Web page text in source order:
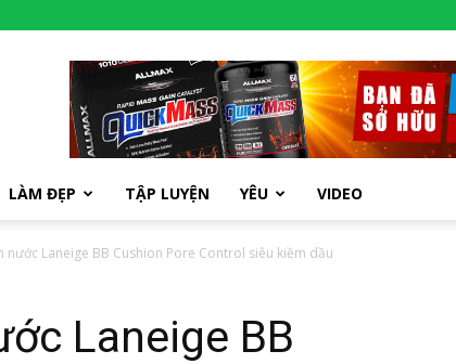
LÀM ĐẸP TẬP LUYỆN YÊU VIDEO
nước Laneige BB Cushion Pore Control siêu kiềm dầu
Laneige BB